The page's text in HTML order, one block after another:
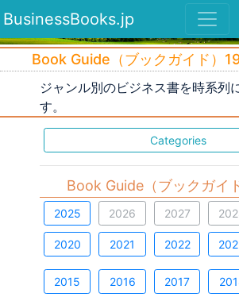
BusinessBooks.jp
Book Guide（ブックガイド）
ジャンル別のビジネス書を時系列
す。
Categories
Book Guide（ブックガイ
2025 2026 2027
2020 2021 2022
2015 2016 2017